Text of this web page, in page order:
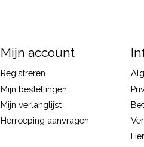
Mijn account
Registreren
Mijn bestellingen
Mijn verlanglijst
Herroeping aanvragen